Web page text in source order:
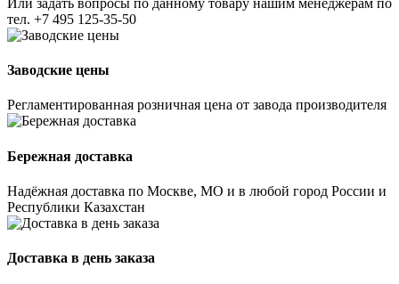
тел. +7 495 125-35-50
Заводские цены
Регламентированная розничная цена от завода производителя
Бережная доставка
Надёжная доставка по Москве, МО и в любой город России и
Республики Казахстан
Доставка в день заказа